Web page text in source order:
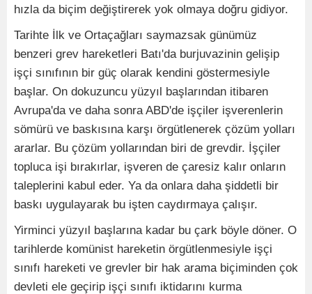
hızla da biçim değiştirerek yok olmaya doğru gidiyor.
Tarihte İlk ve Ortaçağları saymazsak günümüz
benzeri grev hareketleri Batı'da burjuvazinin gelişip
işçi sınıfının bir güç olarak kendini göstermesiyle
başlar. On dokuzuncu yüzyıl başlarından itibaren
Avrupa'da ve daha sonra ABD'de işçiler işverenlerin
sömürü ve baskısına karşı örgütlenerek çözüm yolları
ararlar. Bu çözüm yollarından biri de grevdir. İşçiler
topluca işi bırakırlar, işveren de çaresiz kalır onların
taleplerini kabul eder. Ya da onlara daha şiddetli bir
baskı uygulayarak bu işten caydırmaya çalışır.
Yirminci yüzyıl başlarına kadar bu çark böyle döner. O
tarihlerde komünist hareketin örgütlenmesiyle işçi
sınıfı hareketi ve grevler bir hak arama biçiminden çok
devleti ele geçirip işçi sınıfı iktidarını kurma